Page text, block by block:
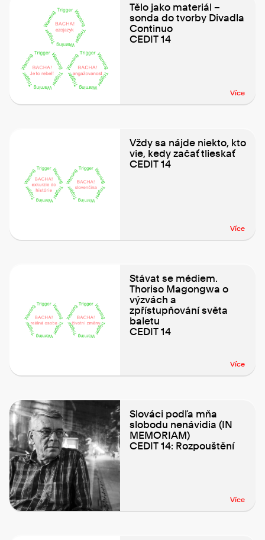
Tělo jako materiál –
sonda do tvorby Divadla
Continuo
CEDIT 14
Více
Vždy sa nájde niekto, kto
vie, kedy začať tlieskať
CEDIT 14
Více
Stávat se médiem.
Thoriso Magongwa o
výzvách a
zpřístupňování světa
baletu
CEDIT 14
Více
Slováci podľa mňa
slobodu nenávidia (IN
MEMORIAM)
CEDIT 14: Rozpouštění
Více